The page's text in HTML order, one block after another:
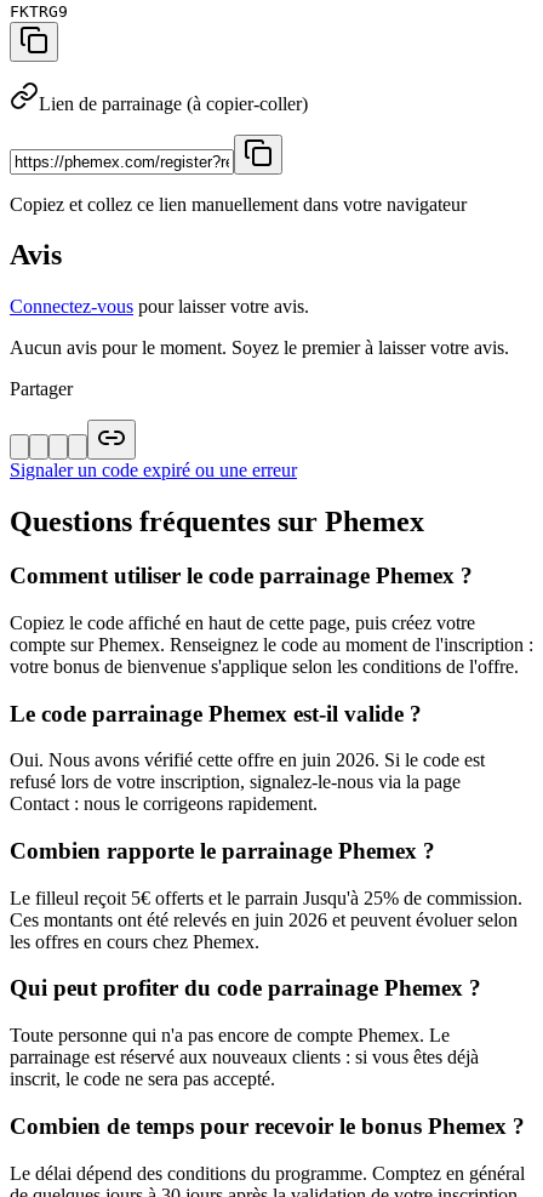
FKTRG9
Lien de parrainage (à copier-coller)
Copiez et collez ce lien manuellement dans votre navigateur
Avis
Connectez-vous pour laisser votre avis.
Aucun avis pour le moment. Soyez le premier à laisser votre avis.
Partager
Signaler un code expiré ou une erreur
Questions fréquentes sur Phemex
Comment utiliser le code parrainage Phemex ?
Copiez le code affiché en haut de cette page, puis créez votre
compte sur Phemex. Renseignez le code au moment de l'inscription :
votre bonus de bienvenue s'applique selon les conditions de l'offre.
Le code parrainage Phemex est-il valide ?
Oui. Nous avons vérifié cette offre en juin 2026. Si le code est
refusé lors de votre inscription, signalez-le-nous via la page
Contact : nous le corrigeons rapidement.
Combien rapporte le parrainage Phemex ?
Le filleul reçoit 5€ offerts et le parrain Jusqu'à 25% de commission.
Ces montants ont été relevés en juin 2026 et peuvent évoluer selon
les offres en cours chez Phemex.
Qui peut profiter du code parrainage Phemex ?
Toute personne qui n'a pas encore de compte Phemex. Le
parrainage est réservé aux nouveaux clients : si vous êtes déjà
inscrit, le code ne sera pas accepté.
Combien de temps pour recevoir le bonus Phemex ?
Le délai dépend des conditions du programme. Comptez en général